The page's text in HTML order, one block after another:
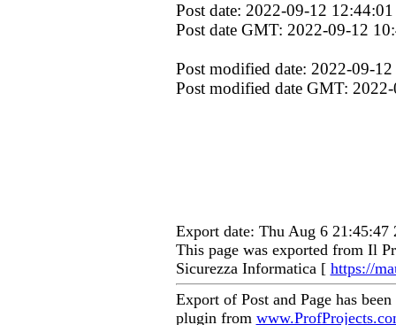
Post date: 2022-09-12 12:44:01
Post date GMT: 2022-09-12
Post modified date: 2022-09-
Post modified date GMT:
Export date: Thu Aug 6
This page was exported from Il
Sicurezza Informatica [ https://
Export of Post and Page has
plugin from